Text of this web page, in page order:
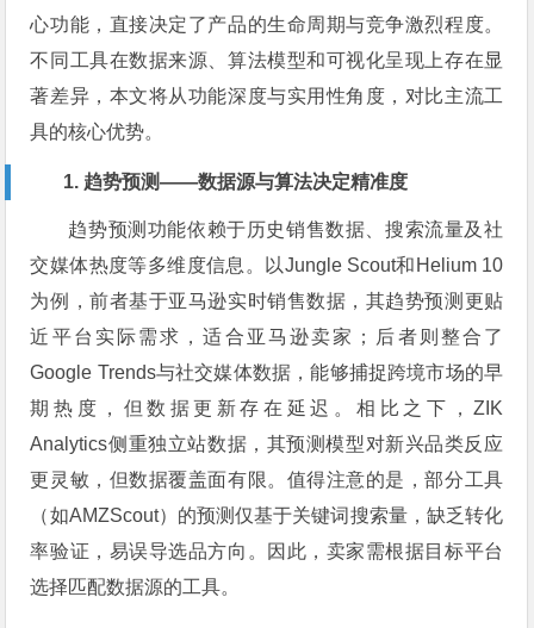
心功能，直接决定了产品的生命周期与竞争激烈程度。
不同工具在数据来源、算法模型和可视化呈现上存在显
著差异，本文将从功能深度与实用性角度，对比主流工
具的核心优势。
1. 趋势预测——数据源与算法决定精准度
趋势预测功能依赖于历史销售数据、搜索流量及社
交媒体热度等多维度信息。以Jungle Scout和Helium 10
为例，前者基于亚马逊实时销售数据，其趋势预测更贴
近平台实际需求，适合亚马逊卖家；后者则整合了
Google Trends与社交媒体数据，能够捕捉跨境市场的早
期热度，但数据更新存在延迟。相比之下，ZIK
Analytics侧重独立站数据，其预测模型对新兴品类反应
更灵敏，但数据覆盖面有限。值得注意的是，部分工具
（如AMZScout）的预测仅基于关键词搜索量，缺乏转化
率验证，易误导选品方向。因此，卖家需根据目标平台
选择匹配数据源的工具。